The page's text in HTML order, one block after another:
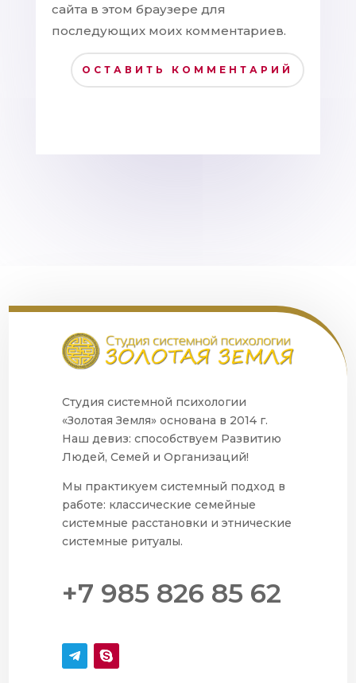
сайта в этом браузере для
последующих моих комментариев.
ОСТАВИТЬ КОММЕНТАРИЙ
Студия системной психологии
«Золотая Земля» основана в 2014 г.
Наш девиз: способствуем Развитию
Людей, Семей и Организаций!
Мы практикуем системный подход в
работе: классические семейные
системные расстановки и этнические
системные ритуалы.
+7 985 826 85 62